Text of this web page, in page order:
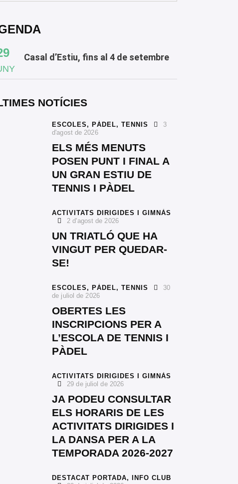
Casal d’Estiu, fins al 4 de setembre
NOTÍCIES
ESCOLES, PÀDEL,TENNIS
3
d'agost de 2026
ELS MÉS MENUTS
POSEN PUNT I FINAL A
UN GRAN ESTIU DE
TENNIS I PÀDEL
ACTIVITATS DIRIGIDES I GIMNÀS
2 d'agost de 2026
UN TRIATLÓ QUE HA
VINGUT PER QUEDAR-
SE!
ESCOLES, PÀDEL,TENNIS
30
de juliol de 2026
OBERTES LES
INSCRIPCIONS PER A
L’ESCOLA DE TENNIS I
PÀDEL
ACTIVITATS DIRIGIDES I GIMNÀS
29 de juliol de 2026
JA PODEU CONSULTAR
ELS HORARIS DE LES
ACTIVITATS DIRIGIDES I
LA DANSA PER A LA
TEMPORADA 2026-2027
DESTACAT PORTADA,INFO CLUB